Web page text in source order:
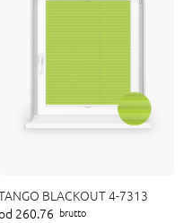
BLACKOUT 4-7313
260.76 brutto